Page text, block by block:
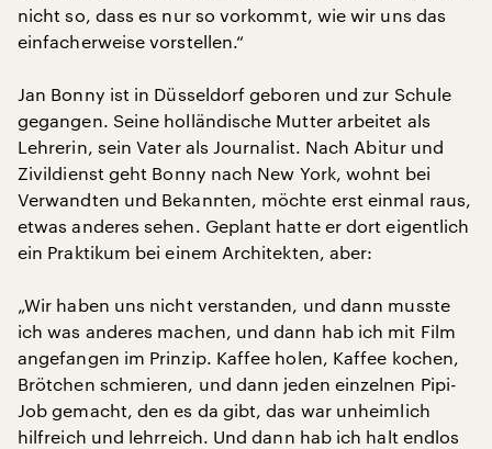
nicht so, dass es nur so vorkommt, wie wir uns das
einfacherweise vorstellen.“
Jan Bonny ist in Düsseldorf geboren und zur Schule
gegangen. Seine holländische Mutter arbeitet als
Lehrerin, sein Vater als Journalist. Nach Abitur und
Zivildienst geht Bonny nach New York, wohnt bei
Verwandten und Bekannten, möchte erst einmal raus,
etwas anderes sehen. Geplant hatte er dort eigentlich
ein Praktikum bei einem Architekten, aber:
„Wir haben uns nicht verstanden, und dann musste
ich was anderes machen, und dann hab ich mit Film
angefangen im Prinzip. Kaffee holen, Kaffee kochen,
Brötchen schmieren, und dann jeden einzelnen Pipi-
Job gemacht, den es da gibt, das war unheimlich
hilfreich und lehrreich. Und dann hab ich halt endlos